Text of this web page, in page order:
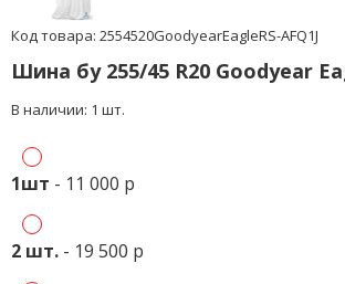
Код товара: 2554520GoodyearEagleRS-AFQ1J
Шина бу 255/45 R20 Goodyear
В наличии: 1 шт.
1шт - 11 000 р
2 шт. - 19 500 р